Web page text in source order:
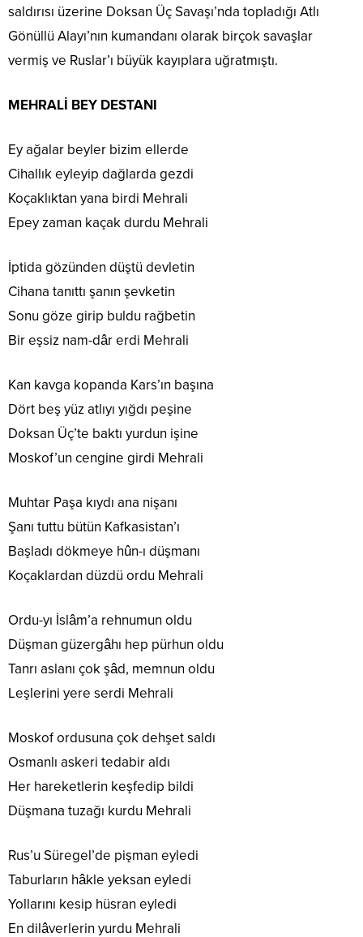
saldırısı üzerine Doksan Üç Savaşı’nda topladığı Atlı
Gönüllü Alayı’nın kumandanı olarak birçok savaşlar
vermiş ve Ruslar’ı büyük kayıplara uğratmıştı.
MEHRALİ BEY DESTANI
Ey ağalar beyler bizim ellerde
Cihallık eyleyip dağlarda gezdi
Koçaklıktan yana birdi Mehrali
Epey zaman kaçak durdu Mehrali
İptida gözünden düştü devletin
Cihana tanıttı şanın şevketin
Sonu göze girip buldu rağbetin
Bir eşsiz nam-dâr erdi Mehrali
Kan kavga kopanda Kars’ın başına
Dört beş yüz atlıyı yığdı peşine
Doksan Üç’te baktı yurdun işine
Moskof’un cengine girdi Mehrali
Muhtar Paşa kıydı ana nişanı
Şanı tuttu bütün Kafkasistan’ı
Başladı dökmeye hûn-ı düşmanı
Koçaklardan düzdü ordu Mehrali
Ordu-yı İslâm’a rehnumun oldu
Düşman güzergâhı hep pürhun oldu
Tanrı aslanı çok şâd, memnun oldu
Leşlerini yere serdi Mehrali
Moskof ordusuna çok dehşet saldı
Osmanlı askeri tedabir aldı
Her hareketlerin keşfedip bildi
Düşmana tuzağı kurdu Mehrali
Rus’u Süregel’de pişman eyledi
Taburların hâkle yeksan eyledi
Yollarını kesip hüsran eyledi
En dilâverlerin yurdu Mehrali